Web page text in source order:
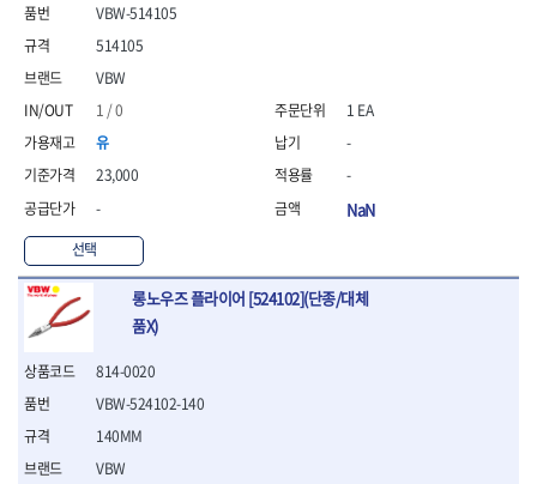
- 날교환드라이버세트
- 드라이버핸들
- 비트홀다드라이버
- 비트홀다드라이버세트
- 드라이버블레이드
- 별비트
- 육각비트
- 검전드라이버
- 육각T렌치
- 전동비트홀다
- 드라이버비트세트
- 옵셋드라이버
- 스크래퍼드라이버
- 정밀드라이버
- 기어렌치
- 육각복스드라이버
- 에어앵글그라인더
- 에어원형샌더
- 에어펀치
- 에어스프레이건
- 습식그라인더
- 건식그라인더
- 기타 악세사리
- 루터, 루터테이블
- 샌더폴리셔
이젠
일레드
츠노다(TTC)
협성
VBW
1 / 0
유
23,000
-
선택
VBW-514105
514105
1 EA
-
-
NaN
롱노우즈 플라이어 [524102](단종/대체
품X)
814-0020
VBW
VBW-524102-140
140MM